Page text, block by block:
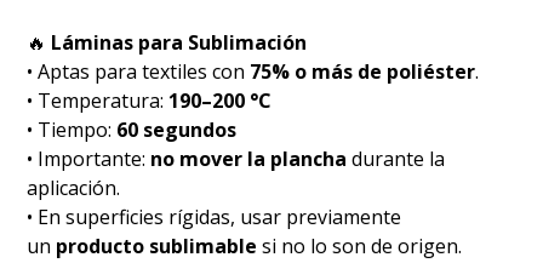
🔥 Láminas para Sublimación
• Aptas para textiles con 75% o más de poliéster.
• Temperatura: 190–200 °C
• Tiempo: 60 segundos
• Importante: no mover la plancha durante la
aplicación.
• En superficies rígidas, usar previamente
un producto sublimable si no lo son de origen.